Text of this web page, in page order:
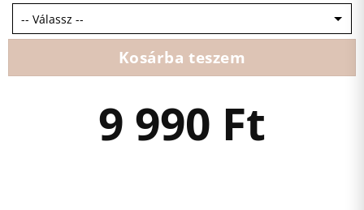
Kosárba teszem
9 990 Ft